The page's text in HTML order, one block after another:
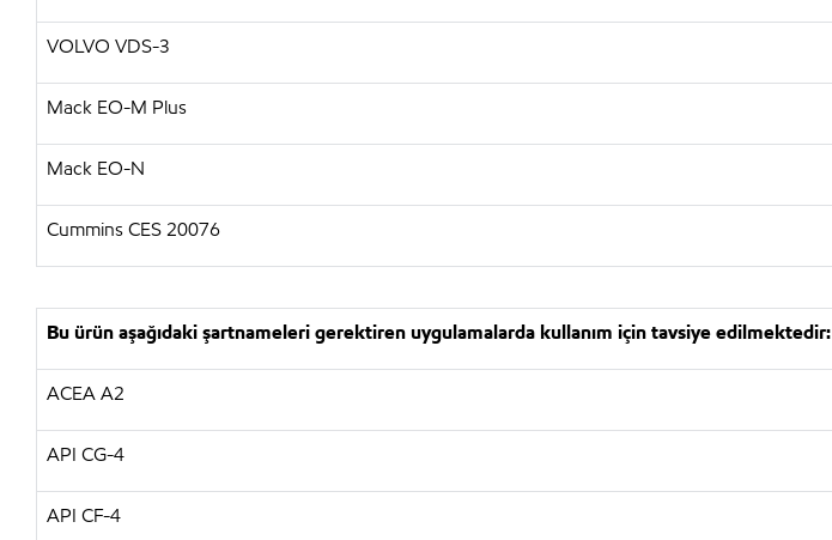
VOLVO VDS-3
Mack EO-M Plus
Mack EO-N
Cummins CES 20076
Bu ürün aşağıdaki şartnameleri gerektiren uygulamalarda kullanım için tavsiye edilmektedir:
ACEA A2
API CG-4
API CF-4